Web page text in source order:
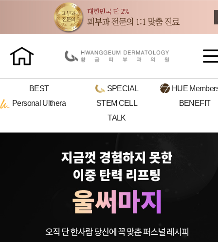
BEST SPECIAL HUE
Personal Ulthera STEM CELL
BENEFIT
TALK